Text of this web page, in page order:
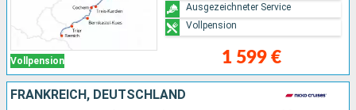
Vollpension 1 599 €
Ausgezeichneter Service
Vollpension
FRANKREICH, DEUTSCHLAND